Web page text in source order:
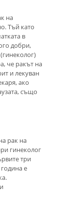
на
Тъй като
в
добри,
че ракът на
и лекуван
ако
също
рак на
гинеколог
три
е